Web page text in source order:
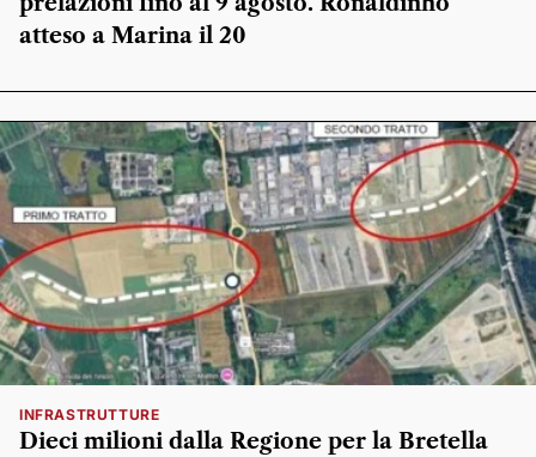
atteso a Marina il 20
INFRASTRUTTURE
Dieci milioni dalla Regione per la Bretella